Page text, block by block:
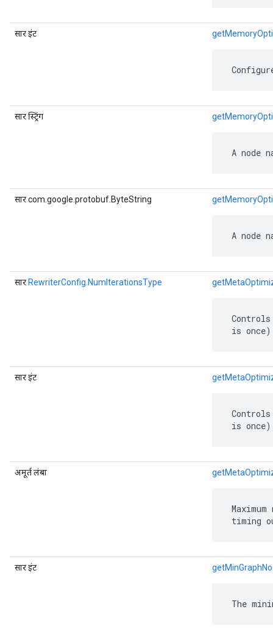
सार इंट
सार स्ट्रिंग
A node
सार com.google.protobuf.ByteString
A node
सार RewriterConfig.NumIterationsType
is
सार इंट
is
अमूर्त लंबा
timing
सार इंट
The